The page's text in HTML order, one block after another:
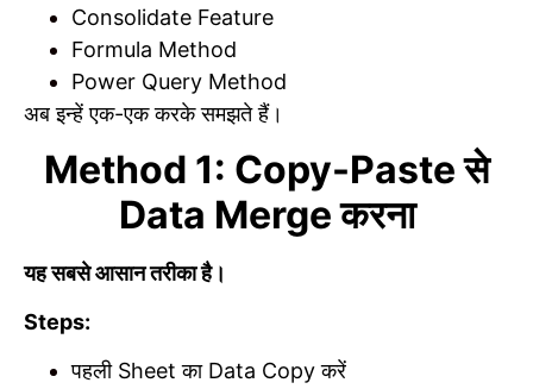
Consolidate Feature
Formula Method
Power Query Method
अब इन्हें एक-एक करके समझते हैं।
Method 1: Copy-Paste से
Data Merge करना
यह सबसे आसान तरीका है।
Steps:
पहली Sheet का Data Copy करें